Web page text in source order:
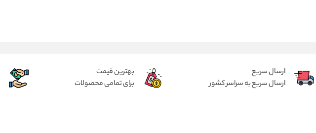
ارسال سریع
ارسال سریع به سراسر کشور
بهترین قیمت
برای تمامی محصولات